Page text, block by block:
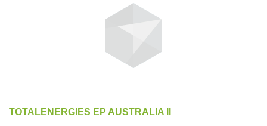
TOTALENERGIES EP AUSTRALIA II